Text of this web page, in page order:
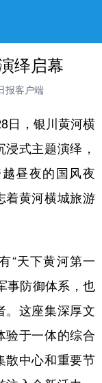
绎启幕
报客户端
，银川黄河横
式主题演绎，
昼夜的国风夜
着黄河横城旅游
天下黄河第一
事防御体系，也
。这座集深厚文
验于一体的综合
散中心和重要节